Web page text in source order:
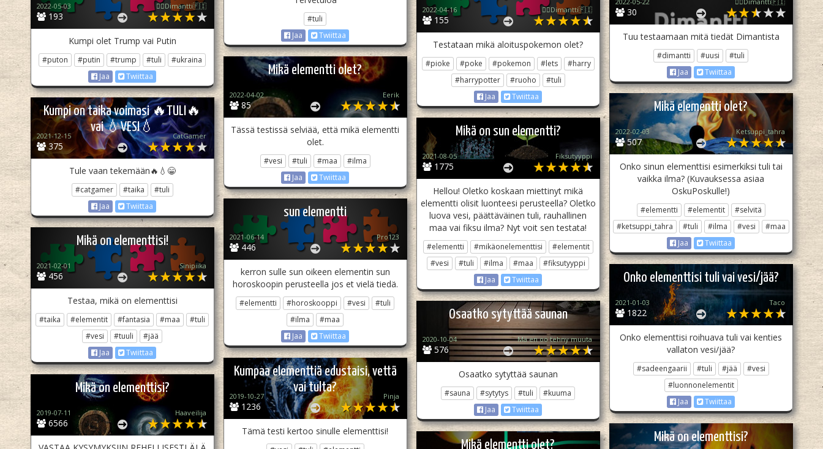
#tuli
Jaa
Twiittaa
30
Tuu testaamaan mitä tiedät Dimantista
#dimantti #uusi
#tuli
Jaa
Twiittaa
193
2022-05-03 🏳️‍🌈Dimantti🇫🇮
Kumpi olet Trump vai Putin
#puton #putin #trump #tuli
#ukraina
Jaa
Twiittaa
155
2022-04-16 🏳️‍🌈Dimantti🇫🇮
Testataan mikä aloituspokemon olet?
#pioke #poke #pokemon #lets
#harry
#harrypotter
#ruoho
#tuli
Jaa
Twiittaa
Mikä elementti olet?
85
2022-04-02 Eerik
Tässä testissä selviää, että mikä elementti
olet.
#vesi #tuli #maa
#ilma
Jaa
Twiittaa
Mikä elementti olet?
507
2022-02-03 Ketsuppi_tahra
Onko sinun elementtisi esimerkiksi tuli tai
vaikka ilma? (Kuvauksessa asiaa
OskuPoskulle!)
#elementti #elementit
#selvitä
#ketsuppi_tahra
#tuli #ilma #vesi
#maa
Jaa
Twiittaa
Kumpi on taika voimasi 🔥TULI🔥
vai 💧VESI💧
375
2021-12-15 CatGamer
Tule vaan tekemään🔥💧😁
#catgamer #taika
#tuli
Jaa
Twiittaa
Mikä on sun elementti?
1775
2021-08-05 Fiksutyyppi
Hellou! Oletko koskaan miettinyt mikä
elementti olisit luonteesi perusteella? Oletko
luova vesi, päättäväinen tuli, rauhallinen
maa vai fiksu ilma? Nyt voit sen testata!
#elementti #mikäonelementtisi
#elementit
#vesi
#tuli #ilma #maa
#fiksutyyppi
Jaa
Twiittaa
sun elementti
446
2021-06-14 Pro123
kerron sulle sun oikeen elementin sun
horoskoopin perusteella jos et vielä tiedä.
#elementti #horoskooppi #vesi
#tuli
#ilma
#maa
Jaa
Twiittaa
Mikä on elementtisi!
456
2021-02-01 Sinipiika
Testaa, mikä on elementtisi
#taika #elementit #fantasia #maa
#tuli
#vesi
#tuuli
#jää
Jaa
Twiittaa
Onko elementtisi tuli vai vesi/jää?
1822
2021-01-03 Taco
Onko elementtisi roihuava tuli vai kenties
vallaton vesi/jää?
#sadeengaarii #tuli #jää
#vesi
#luonnonelementit
Jaa
Twiittaa
Osaatko sytyttää saunan
576
2020-10-04 Mä en oo tehny muuta
Osaatko sytyttää saunan
#sauna #sytytys #tuli
#kuuma
Jaa
Twiittaa
Kumpaa elementtiä edustaisi, vettä
vai tulta?
1236
2019-10-27 Pinja
Tämä testi kertoo sinulle elementtisi!
Mikä on elementtisi?
6566
2019-07-11 Haaveilija
Mikä on elementtisi?
Mikä elementti olet?